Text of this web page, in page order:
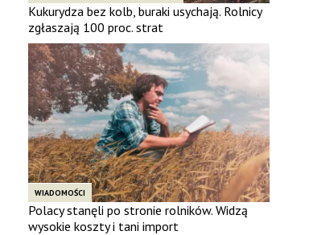
Kukurydza bez kolb, buraki usychają. Rolnicy
zgłaszają 100 proc. strat
WIADOMOŚCI
Polacy stanęli po stronie rolników. Widzą
wysokie koszty i tani import